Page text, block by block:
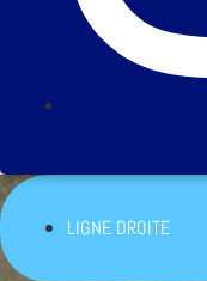
LIGNE DROITE